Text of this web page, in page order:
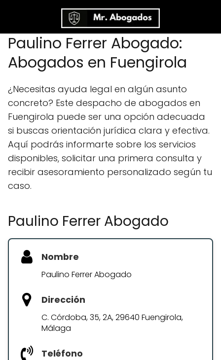
Paulino Ferrer Abogado:
Abogados en Fuengirola
¿Necesitas ayuda legal en algún asunto
concreto? Este despacho de abogados en
Fuengirola puede ser una opción adecuada
si buscas orientación jurídica clara y efectiva.
Aquí podrás informarte sobre los servicios
disponibles, solicitar una primera consulta y
recibir asesoramiento personalizado según tu
caso.
Paulino Ferrer Abogado
Nombre
Paulino Ferrer Abogado
Dirección
C. Córdoba, 35, 2A, 29640 Fuengirola,
Málaga
Teléfono